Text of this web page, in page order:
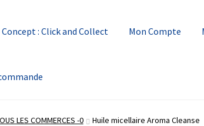
Concept : Click and Collect Mon Compte
: Click and Collect Mon Compte Mon Panier
LES COMMERCES -0 Huile micellaire Aroma Cleanse